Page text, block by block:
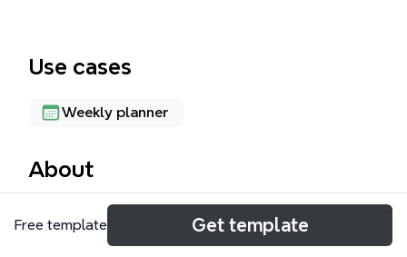
Use cases
Weekly planner
About
Organizar mi semana es una plantilla de mapa
mental diseñada para docentes y profesionales que
Free template Get template